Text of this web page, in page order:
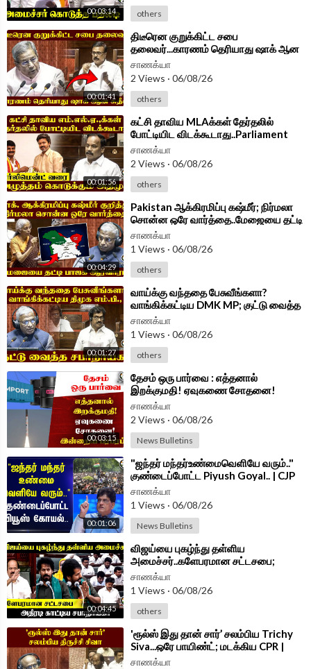
00:03:14 others
00:01:41
⁣திடீரென குறுக்கிட்ட சபை
தலைவர்...காரணம் தெரியாது ஷாக் ஆன
Sudhish | Parliament Session 2026
சாணக்யா
2 Views · 06/08/26
others
00:01:56
⁣கட்சி தாவிய MLAக்கள் தேர்தலில்
போட்டியிட விடக்கூடாது..Parliament
வரை..அழுத்தம் கொடுக்கும் ADMK
சாணக்யா
2 Views · 06/08/26
others
00:04:29
⁣Pakistan ஆக்கிரமிப்பு கஷ்மீர்; நிர்மலா
சொன்ன ஒரே வார்த்தை..மேஜையை தட்டி
BJPஆரவாரம் | Parliament 2026
சாணக்யா
1 Views · 06/08/26
others
00:01:27
⁣வாய்க்கு வந்ததை பேசுவீங்களா?
வாங்கிக்கட்டிய DMK MP; குட்டு வைத்த
சபாநாயகர் | Parliament 2026
சாணக்யா
1 Views · 06/08/26
others
00:03:15
⁣தேசம் ஒரு பார்வை : எத்தனால்
இறக்குமதி! ஏவுகணை சோதனை!
இன்றைய பரபரப்பு
சாணக்யா
2 Views · 06/08/26
News Bulletins
00:01:06
⁣"ஜந்தர் மந்தர்உண்மைவெளியே வரும்.."
குண்டைப்போட்ட Piyush Goyal.. | CJP
Protest
சாணக்யா
1 Views · 06/08/26
News Bulletins
00:04:45
⁣விஜய்யை புகழ்ந்து தள்ளிய
அமைச்சர்..களேபரமான சட்டசபை;
அதிரடி காட்டிய சபாநாயகர் | TN
Assembly 2026
சாணக்யா
1 Views · 06/08/26
others
⁣'ரூல்ஸ் இது தான் சார்’ சலம்பிய Trichy
Siva...ஒரே பாயிண்ட்; மடக்கிய CPR |
Parliament 2026
சாணக்யா